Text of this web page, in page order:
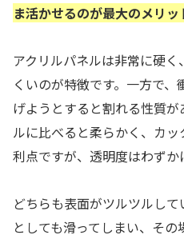
ま活かせるのが最大のメリッ
アクリルパネルは非常に硬
くいのが特徴です。一方で
げようとすると割れる性質が
ルに比べると柔らかく、カ
利点ですが、透明度はわずか
どちらも表面がツルツルし
としても滑ってしまい、そ